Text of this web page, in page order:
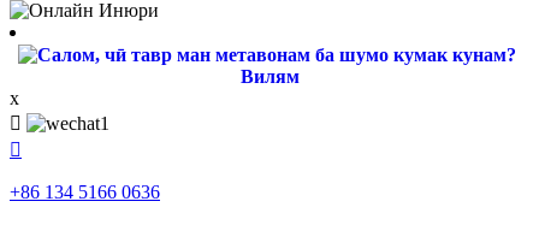
Вилям
x


+86 134 5166 0636